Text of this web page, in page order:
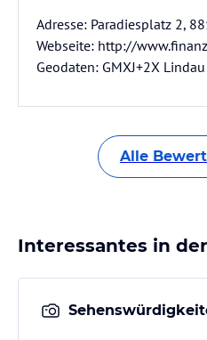
Adresse: Paradiesplatz 2,
Webseite: http://
Geodaten: GMXJ+2X Lindau
Alle
Interessantes in